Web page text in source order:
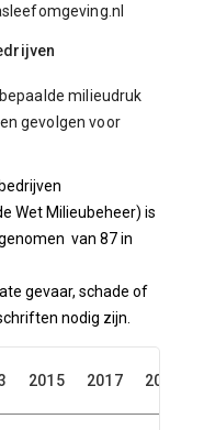
milieudruk
gevolgen voor
Wet Milieubeheer) is
van 87 in
gevaar, schade of
nodig zijn.
2015 2017 2019